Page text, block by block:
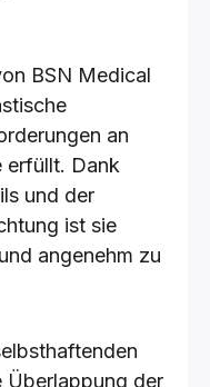
BSN Medical
an
erfüllt. Dank
und der
ist sie
angenehm zu
Überlappung der